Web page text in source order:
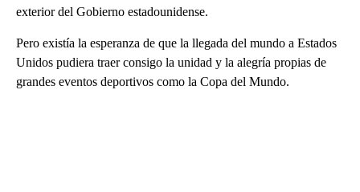
exterior del Gobierno estadounidense.
Pero existía la esperanza de que la llegada del mundo a Estados
Unidos pudiera traer consigo la unidad y la alegría propias de
grandes eventos deportivos como la Copa del Mundo.